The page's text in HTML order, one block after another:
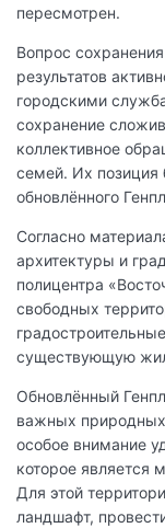
пересмотрен.
Вопрос
результатов
городскими
сохранение
коллективное
семей. Их позиция
обновлённого
Согласно
архитектуры и
полицентра
свободных
существующую
Обновлённый
важных природных
особое внимание
которое является
Для этой
ландшафт,